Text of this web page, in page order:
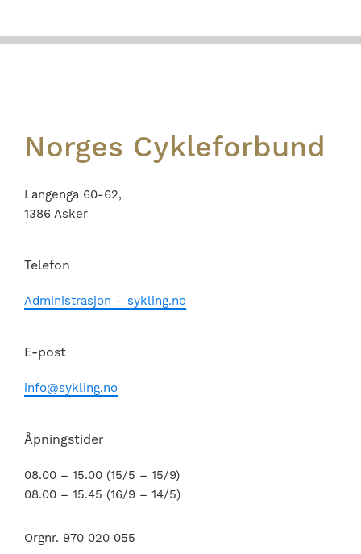
Footer
Norges Cykleforbund
Langenga 60-62,
1386 Asker
Telefon
Administrasjon – sykling.no
E-post
info@sykling.no
Åpningstider
08.00 – 15.00 (15/5 – 15/9)
08.00 – 15.45 (16/9 – 14/5)
Orgnr. 970 020 055